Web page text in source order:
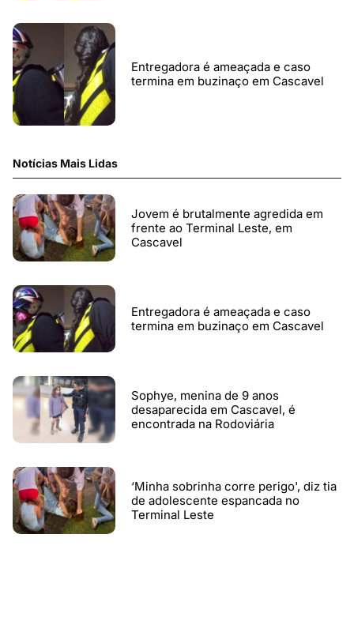
Entregadora é ameaçada e caso
termina em buzinaço em Cascavel
Notícias Mais Lidas
Jovem é brutalmente agredida em
frente ao Terminal Leste, em
Cascavel
Entregadora é ameaçada e caso
termina em buzinaço em Cascavel
Sophye, menina de 9 anos
desaparecida em Cascavel, é
encontrada na Rodoviária
‘Minha sobrinha corre perigo', diz tia
de adolescente espancada no
Terminal Leste